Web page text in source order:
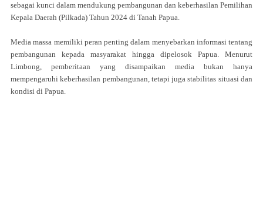
sebagai kunci dalam mendukung pembangunan dan keberhasilan Pemilihan
Kepala Daerah (Pilkada) Tahun 2024 di Tanah Papua.
Media massa memiliki peran penting dalam menyebarkan informasi tentang
pembangunan kepada masyarakat hingga dipelosok Papua. Menurut
Limbong, pemberitaan yang disampaikan media bukan hanya
mempengaruhi keberhasilan pembangunan, tetapi juga stabilitas situasi dan
kondisi di Papua.